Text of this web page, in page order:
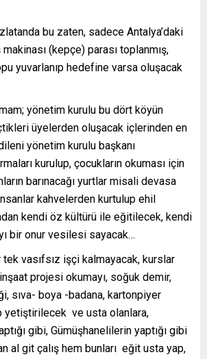
bu zaten, sadece Antalya’daki
(kepçe) parası toplanmış,
yuvarlanıp hedefine varsa oluşacak
yönetim kurulu bu dört köyün
üyelerden oluşacak içlerinden en
yönetim kurulu başkanı
kurulup, çocukların okuması için
barınacağı yurtlar misali devasa
kahvelerden kurtulup ehil
kendi öz kültürü ile eğitilecek, kendi
bir onur vesilesi sayacak…
vasıfsız işçi kalmayacak, kurslar
projesi okumayı, soğuk demir,
sıva- boya -badana, kartonpiyer
ve usta olanlara,
gibi, Gümüşhanelilerin yaptığı gibi
al git çalış hem bunları eğit usta yap,